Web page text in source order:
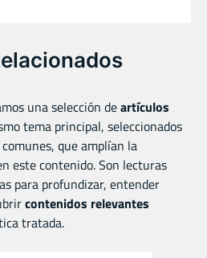
una selección deartículos
tema principal, seleccionados
que amplían la
este contenido. Son lecturas
para profundizar, entender
contenidos relevantes
tratada.